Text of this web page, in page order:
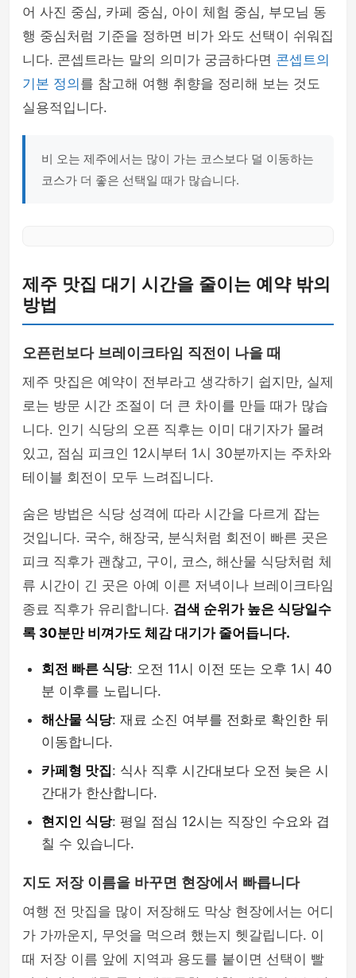
어 사진 중심, 카페 중심, 아이 체험 중심, 부모님 동
행 중심처럼 기준을 정하면 비가 와도 선택이 쉬워집
니다. 콘셉트라는 말의 의미가 궁금하다면 콘셉트의
기본 정의 를 참고해 여행 취향을 정리해 보는 것도
실용적입니다.
비 오는 제주에서는 많이 가는 코스보다 덜 이동하는
코스가 더 좋은 선택일 때가 많습니다.
제주 맛집 대기 시간을 줄이는 예약 밖의
방법
오픈런보다 브레이크타임 직전이 나을 때
제주 맛집은 예약이 전부라고 생각하기 쉽지만, 실제
로는 방문 시간 조절이 더 큰 차이를 만들 때가 많습
니다. 인기 식당의 오픈 직후는 이미 대기자가 몰려
있고, 점심 피크인 12시부터 1시 30분까지는 주차와
테이블 회전이 모두 느려집니다.
숨은 방법은 식당 성격에 따라 시간을 다르게 잡는
것입니다. 국수, 해장국, 분식처럼 회전이 빠른 곳은
피크 직후가 괜찮고, 구이, 코스, 해산물 식당처럼 체
류 시간이 긴 곳은 아예 이른 저녁이나 브레이크타임
종료 직후가 유리합니다. 검색 순위가 높은 식당일수
록 30분만 비껴가도 체감 대기가 줄어듭니다.
회전 빠른 식당: 오전 11시 이전 또는 오후 1시 40
분 이후를 노립니다.
해산물 식당: 재료 소진 여부를 전화로 확인한 뒤
이동합니다.
카페형 맛집: 식사 직후 시간대보다 오전 늦은 시
간대가 한산합니다.
현지인 식당: 평일 점심 12시는 직장인 수요와 겹
칠 수 있습니다.
지도 저장 이름을 바꾸면 현장에서 빠릅니다
여행 전 맛집을 많이 저장해도 막상 현장에서는 어디
가 가까운지, 무엇을 먹으려 했는지 헷갈립니다. 이
때 저장 이름 앞에 지역과 용도를 붙이면 선택이 빨